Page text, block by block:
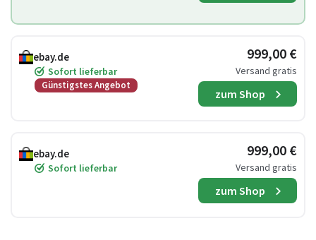
ebay.de
Sofort lieferbar
Günstigstes Angebot
999,00 €
Versand gratis
zum Shop
ebay.de
Sofort lieferbar
999,00 €
Versand gratis
zum Shop